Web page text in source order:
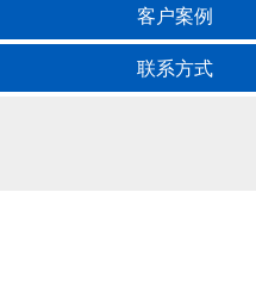
客户案例
联系方式